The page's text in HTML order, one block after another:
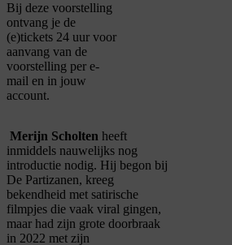
Bij deze voorstelling
ontvang je de
(e)tickets 24 uur voor
aanvang van de
voorstelling per e-
mail en in jouw
account.
Merijn Scholten heeft
inmiddels nauwelijks nog
introductie nodig. Hij begon bij
De Partizanen, kreeg
bekendheid met satirische
filmpjes die vaak viral gingen,
maar had zijn grote doorbraak
in 2022 met zijn